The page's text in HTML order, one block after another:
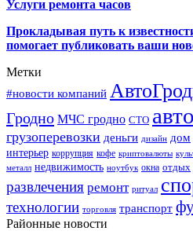
Услуги ремонта часов
Прокладывая путь к
помогает публиковать ваши
Метки
#новости компаний
Гродно МЧС гродно СТО авто
грузоперевозки деньги дизайн дом
интерьер коррупция кофе криптовалюты
металл недвижимость ноутбук окна отдых
развлечения ремонт ритуал
технологии торговля транспорт
Районные новости